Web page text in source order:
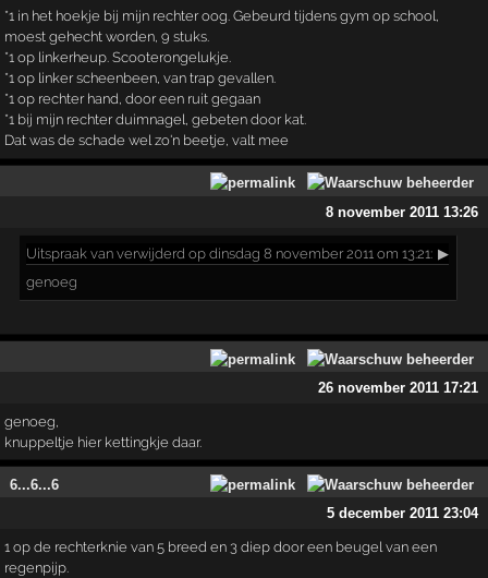
*1 in het hoekje bij mijn rechter oog. Gebeurd tijdens gym op school,
moest gehecht worden, 9 stuks.
*1 op linkerheup. Scooterongelukje.
*1 op linker scheenbeen, van trap gevallen.
*1 op rechter hand, door een ruit gegaan
*1 bij mijn rechter duimnagel, gebeten door kat.
Dat was de schade wel zo'n beetje, valt mee
8 november 2011 13:26
Uitspraak van verwijderd op dinsdag 8 november 2011 om 13:21: ▶
genoeg
26 november 2011 17:21
genoeg,
knuppeltje hier kettingkje daar.
6...6...6
5 december 2011 23:04
1 op de rechterknie van 5 breed en 3 diep door een beugel van een
regenpijp.